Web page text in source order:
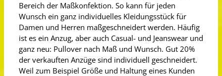
Bereich der Maßkonfektion. So kann für jeden
Wunsch ein ganz individuelles Kleidungsstück für
Damen und Herren maßgeschneidert werden. Häufig
ist es ein Anzug, aber auch Casual- und Jeanswear und
ganz neu: Pullover nach Maß und Wunsch. Gut 20%
der verkauften Anzüge sind individuell geschneidert.
Weil zum Beispiel Größe und Haltung eines Kunden